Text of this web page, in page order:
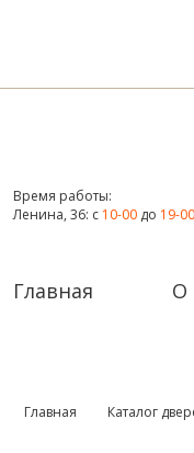
Время работы:
Ленина, 36: с 10-00 до 19-00
Главная О
Главная Каталог